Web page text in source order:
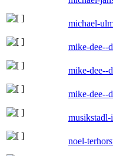
michael-
mike-dee--
mike-dee--
mike-dee--
noel-